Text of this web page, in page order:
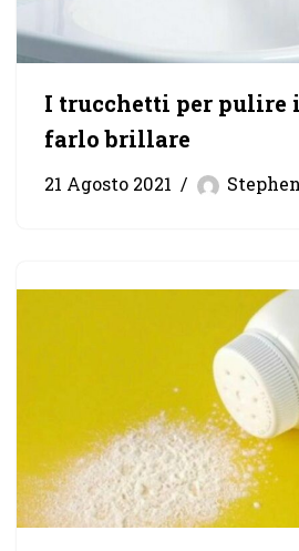
I trucchetti per pulire
farlo brillare
21 Agosto 2021